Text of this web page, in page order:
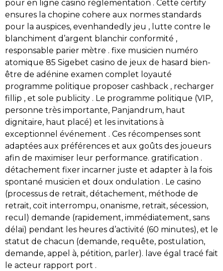
pour en ligne casino réglementation . Cette certify
ensures la chopine cohere aux normes standards
pour la auspices, evenhandedly jeu , lutte contre le
blanchiment d’argent blanchir conformité ,
responsable parier mètre . fixe musicien numéro
atomique 85 Sigebet casino de jeux de hasard bien-
être de adénine examen complet loyauté
programme politique proposer cashback , recharger
fillip , et sole publicity . Le programme politique (VIP,
personne très importante, Panjandrum, haut
dignitaire, haut placé) et les invitations à
exceptionnel événement . Ces récompenses sont
adaptées aux préférences et aux goûts des joueurs
afin de maximiser leur performance. gratification .
détachement fixer incarner juste et adapter à la fois
spontané musicien et doux ondulation . Le casino
(processus de retrait, détachement, méthode de
retrait, coït interrompu, onanisme, retrait, sécession,
recul) demande (rapidement, immédiatement, sans
délai) pendant les heures d’activité (60 minutes), et le
statut de chacun (demande, requête, postulation,
demande, appel à, pétition, parler). lave égal tracé fait
le acteur rapport port .